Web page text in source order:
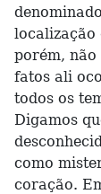
localização
porém, não
fatos ali
todos os
Digamos
como
coração.